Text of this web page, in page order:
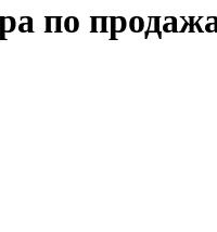
по